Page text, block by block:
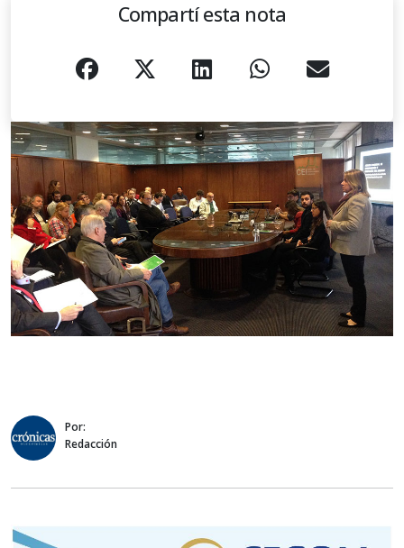
Compartí esta nota
Por:
Redacción